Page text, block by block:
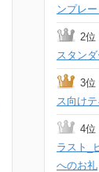
ンプレ
2位
スタン
3位
ス向け
4位
ラスト_
へのお礼